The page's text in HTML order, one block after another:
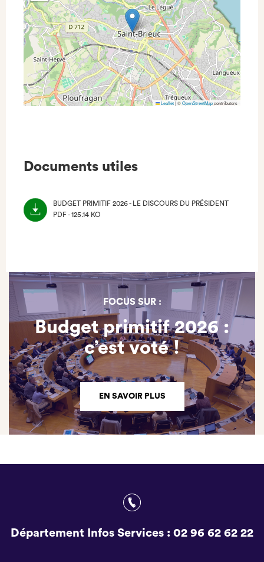
Leaflet|©OpenStreetMapcontributors
Documents utiles
BUDGET PRIMITIF 2026 - LE DISCOURS DU PRÉSIDENT
PDF - 125.14 KO
FOCUS SUR :
Budget primitif 2026 :
c’est voté !
EN SAVOIR PLUS
Département Infos Services : 02 96 62 62 22